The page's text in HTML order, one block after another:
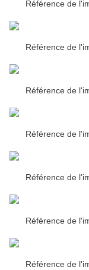
Référence de
Référence de
Référence de
Référence de
Référence de
Référence de
Référence de